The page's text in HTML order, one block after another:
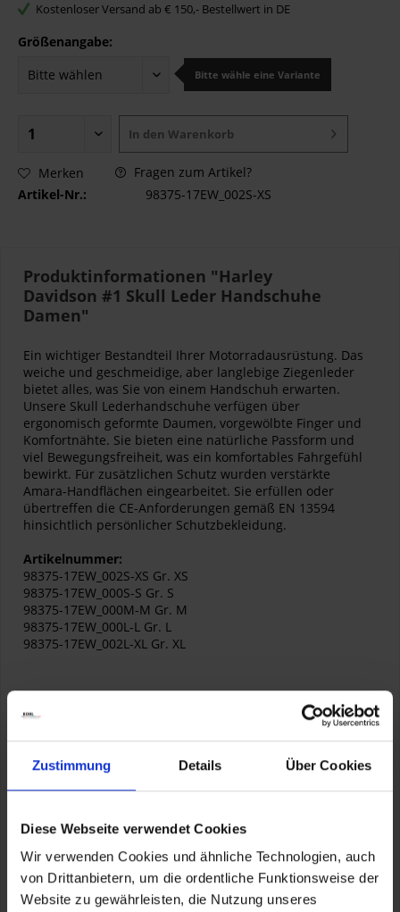
Zustimmung Details Über Cookies
Diese Webseite verwendet Cookies
Wir verwenden Cookies und ähnliche Technologien, auch
von Drittanbietern, um die ordentliche Funktionsweise der
Website zu gewährleisten, die Nutzung unseres
Kostenloser Versand ab € 150,- Bestellwert in DE
Größenangabe:
Bitte wähle eine Variante
In den Warenkorb
Merken
Fragen zum Artikel?
Artikel-Nr.:
98375-17EW_002S-XS
Produktinformationen "Harley
Davidson #1 Skull Leder Handschuhe
Damen"
Ein wichtiger Bestandteil Ihrer Motorradausrüstung. Das
weiche und geschmeidige, aber langlebige Ziegenleder
bietet alles, was Sie von einem Handschuh erwarten.
Unsere Skull Lederhandschuhe verfügen über
ergonomisch geformte Daumen, vorgewölbte Finger und
Komfortnähte. Sie bieten eine natürliche Passform und
viel Bewegungsfreiheit, was ein komfortables Fahrgefühl
bewirkt. Für zusätzlichen Schutz wurden verstärkte
Amara-Handflächen eingearbeitet. Sie erfüllen oder
übertreffen die CE-Anforderungen gemäß EN 13594
hinsichtlich persönlicher Schutzbekleidung.
Artikelnummer:
98375-17EW_002S-XS Gr. XS
98375-17EW_000S-S Gr. S
98375-17EW_000M-M Gr. M
98375-17EW_000L-L Gr. L
98375-17EW_002L-XL Gr. XL
Herstellerinformationen
eu_ecom@harley-davidson.com, 0080011112223
KOHL automobile GmbH eCom
Laan van Vredenoord 33, Rijswijk, NL, 2289 DA